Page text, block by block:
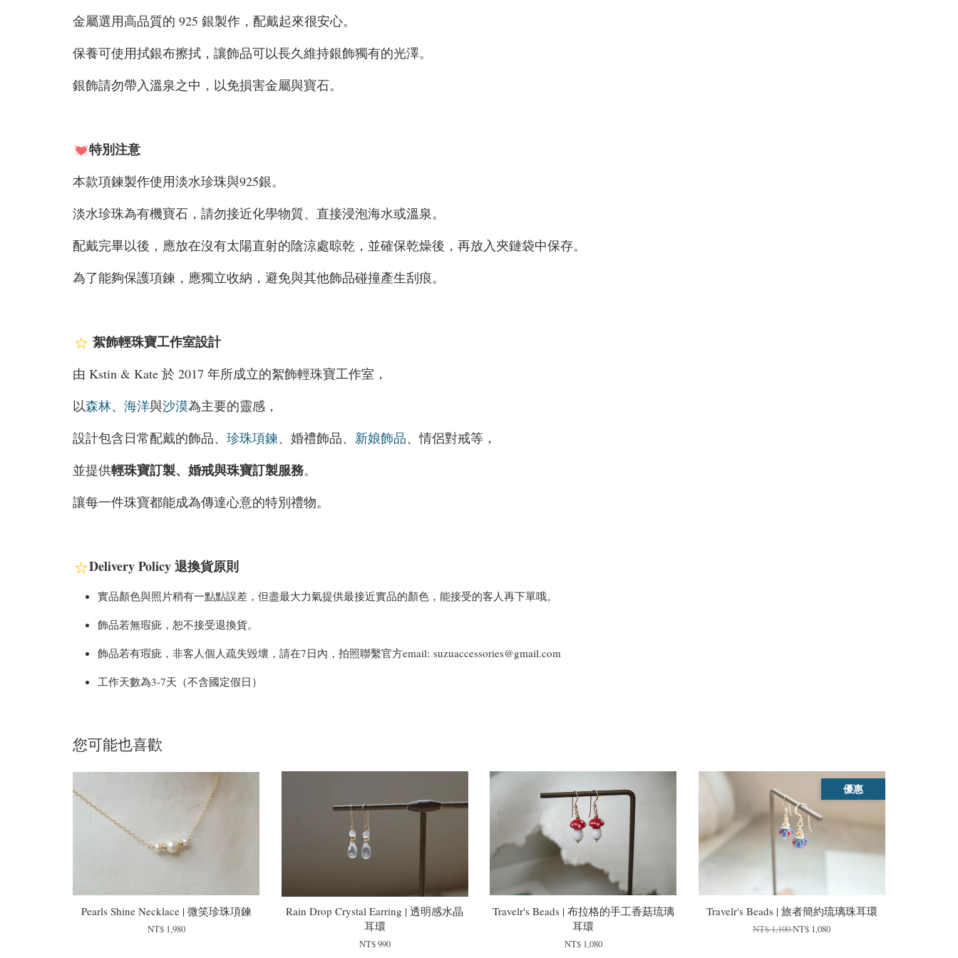
金屬選用高品質的 925 銀製作，配戴起來很安心。
保養可使用拭銀布擦拭，讓飾品可以長久維持銀飾獨有的光澤。
銀飾請勿帶入溫泉之中，以免損害金屬與寶石。
特別注意
本款項鍊製作使用淡水珍珠與925銀。
淡水珍珠為有機寶石，請勿接近化學物質、直接浸泡海水或溫泉。
配戴完畢以後，應放在沒有太陽直射的陰涼處晾乾，並確保乾燥後，再放入夾鏈袋中保存。
為了能夠保護項鍊，應獨立收納，避免與其他飾品碰撞產生刮痕。
絮飾輕珠寶工作室設計
由 Kstin & Kate 於 2017 年所成立的絮飾輕珠寶工作室，
以森林、 海洋與沙漠為主要的靈感，
設計包含日常配戴的飾品、 珍珠項鍊、婚禮飾品、 新娘飾品、情侶對戒等，
並提供輕珠寶訂製、婚戒與珠寶訂製服務。
讓每一件珠寶都能成為傳達心意的特別禮物。
Delivery Policy 退換貨原則
實品顏色與照片稍有一點點誤差，但盡最大力氣提供最接近實品的顏色，能接受的客人再下單哦。
飾品若無瑕疵，恕不接受退換貨。
飾品若有瑕疵，非客人個人疏失毀壞，請在7日內，拍照聯繫官方email: suzuaccessories@gmail.com
工作天數為3-7天（不含國定假日）
您可能也喜歡
Pearls Shine Necklace | 微笑珍珠項鍊
NT$ 1,980
Rain Drop Crystal Earring | 透明感水晶
耳環
NT$ 990
Travelr's Beads | 布拉格的手工香菇琉璃
耳環
NT$ 1,080
優惠
Travelr's Beads | 旅者簡約琉璃珠耳環
NT$ 1,100NT$ 1,080